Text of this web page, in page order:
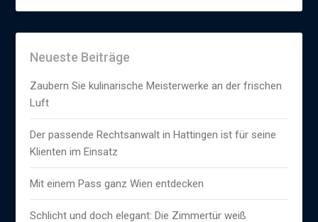
Neueste Beiträge
Zaubern Sie kulinarische Meisterwerke an der frischen
Luft
Der passende Rechtsanwalt in Hattingen ist für seine
Klienten im Einsatz
Mit einem Pass ganz Wien entdecken
Schlicht und doch elegant: Die Zimmertür weiß